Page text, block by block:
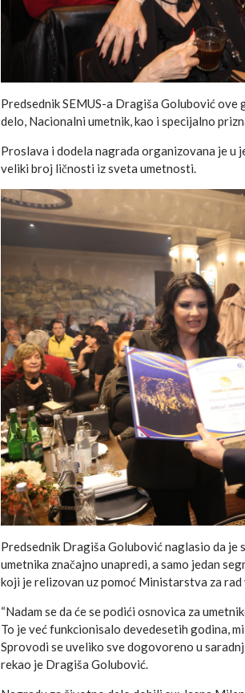
Predsednik SEMUS-a Dragiša Golubović
delo, Nacionalni umetnik, kao i specijalno
Proslava i dodela nagrada organizovana je u
veliki broj ličnosti iz sveta umetnosti.
Predsednik Dragiša Golubović naglasio da je
umetnika značajno unapredi, a samo jedan
koji je relizovan uz pomoć Ministarstva za rad
“Nadam se da će se podići osnovica za
To je već funkcionisalo devedesetih godina,
Sprovodi se uveliko sve dogovoreno u
rekao je Dragiša Golubović.